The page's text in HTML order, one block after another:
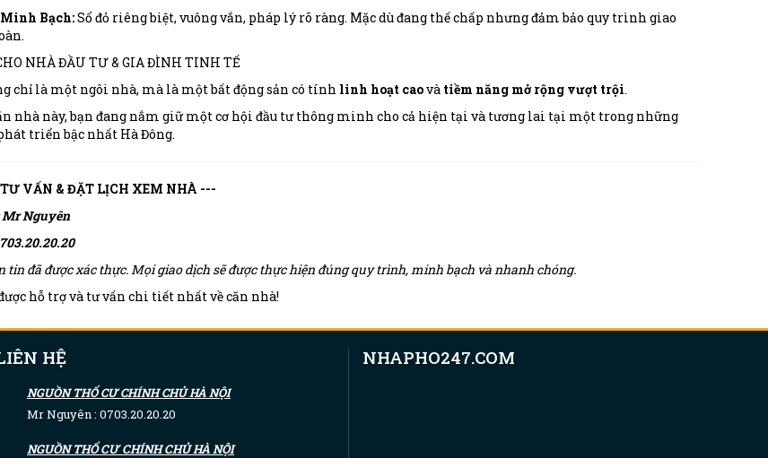
Bạch:Sổ đỏ riêng biệt, vuông vắn, pháp lý rõ ràng. Mặc dù đang thế chấp nhưng đảm bảo quy trình giao
NHÀ ĐẦU TƯ & GIA ĐÌNH TINH TẾ
chỉ là một ngôi nhà, mà là một bất động sản có tính linh hoạt caovà tiềm năng mở rộng vượt trội.
nhà này, bạn đang nắm giữ một cơ hội đầu tư thông minh cho cả hiện tại và tương lai tại một trong những
triển bậc nhất Hà Đông.
VẤN & ĐẶT LỊCH XEM NHÀ ---
Nguyên
tin đã được xác thực. Mọi giao dịch sẽ được thực hiện đúng quy trình, minh bạch và nhanh chóng.
hỗ trợ và tư vấn chi tiết nhất về căn nhà!
HỆ
NGUỒN THỔ CƯ CHÍNH CHỦ HÀ NỘI
Mr Nguyên : 0703.20.20.20
NGUỒN THỔ CƯ CHÍNH CHỦ HÀ NỘI
NHAPHO247.COM